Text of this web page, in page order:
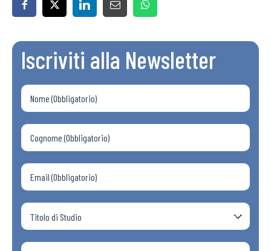
Iscriviti alla Newsletter